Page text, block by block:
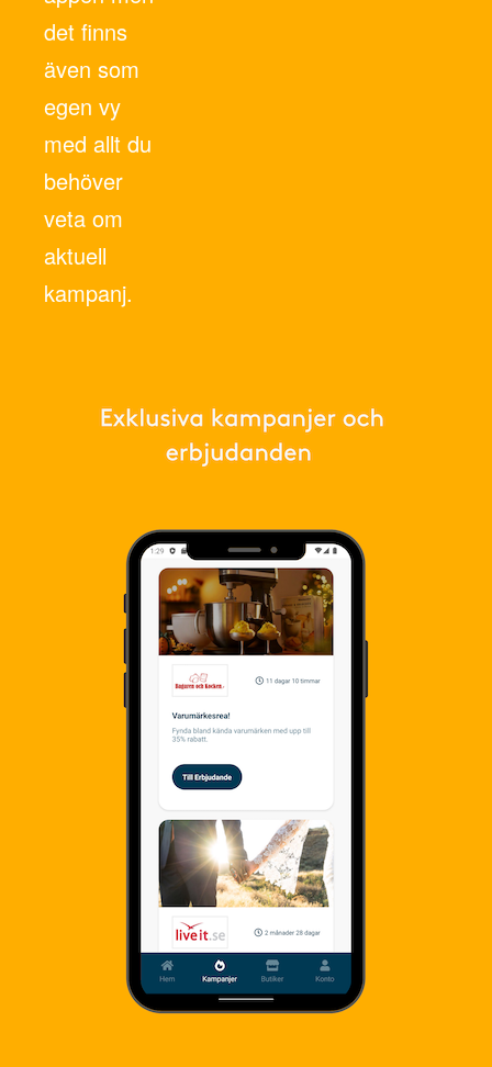
det finns
även som
egen vy
med allt du
behöver
veta om
aktuell
kampanj.